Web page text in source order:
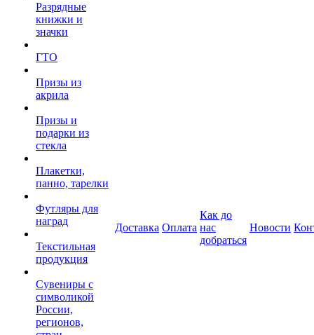
Разрядные
книжки и
значки
ГТО
Призы из
акрила
Призы и
подарки из
стекла
Плакетки,
панно, тарелки
Футляры для
наград
Текстильная
продукция
Сувениры с
символикой
России,
регионов,
Доставка Оплата
Как до
нас
добраться
Новости